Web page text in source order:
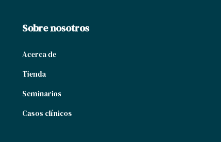
Sobre nosotros
Acerca de
Tienda
Seminarios
Casos clínicos